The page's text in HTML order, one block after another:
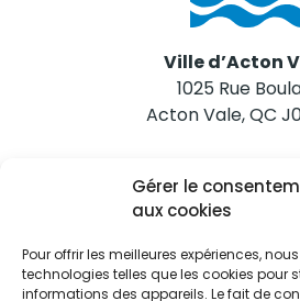
Gérer le
aux cookies
Pour offrir les meilleures expériences,
technologies telles que les cookies pour
informations des appareils. Le fait de
Ville d’Acton
1025 Rue
Acton Vale, QC
Nous
Tél. 450 546-